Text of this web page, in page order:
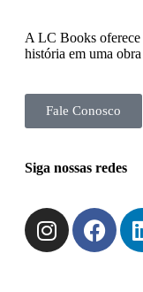
A LC Books oferece
história em uma
Fale Conosco
Siga nossas redes